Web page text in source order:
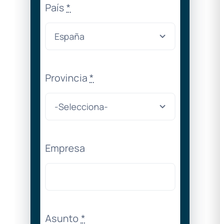
País*
Provincia*
Empresa
Asunto *